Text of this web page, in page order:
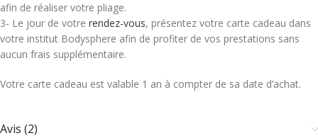
afin de réaliser votre pliage.
3- Le jour de votre rendez-vous, présentez votre carte cadeau dans
votre institut Bodysphere afin de profiter de vos prestations sans
aucun frais supplémentaire.
Votre carte cadeau est valable 1 an à compter de sa date d’achat.
Avis (2)